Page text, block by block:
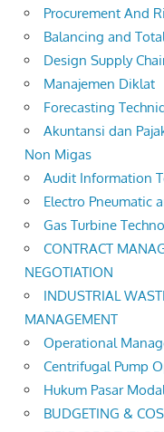
Procurement And
Balancing and
Design Supply
Manajemen Diklat
Forecasting
Akuntansi dan
Non Migas
Audit Information
Electro Pneumatic
Gas Turbine
CONTRACT
NEGOTIATION
INDUSTRIAL
MANAGEMENT
Operational
Centrifugal Pump
Hukum Pasar
BUDGETING &